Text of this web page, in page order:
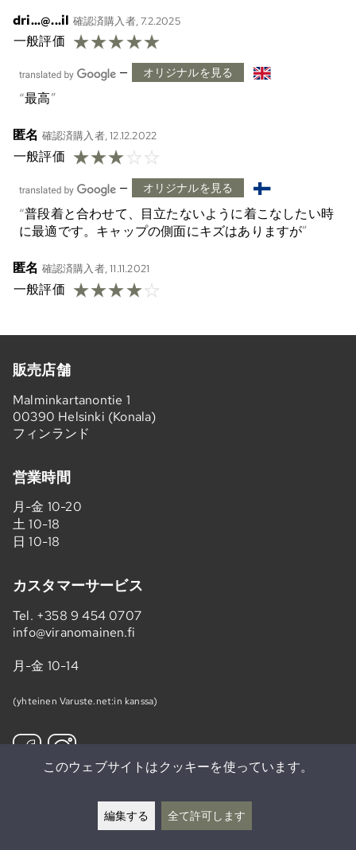
dri...@...il 確認済購入者, 7.2.2025
一般評価 ☆☆☆☆☆
— オリジナルを見る
最高
匿名 確認済購入者, 12.12.2022
一般評価 ☆☆☆☆☆
— オリジナルを見る
普段着と合わせて、目立たないように着こなしたい時
に最適です。キャップの側面にキズはありますが
匿名 確認済購入者, 11.11.2021
一般評価 ☆☆☆☆☆
販売店舗
Malminkartanontie 1
00390 Helsinki (Konala)
フィンランド
営業時間
月-金 10-20
土 10-18
日 10-18
カスタマーサービス
Tel. +358 9 454 0707
info@viranomainen.fi
月-金 10-14
(yhteinen Varuste.net:in kanssa)
ニュースレターを購読する »
このウェブサイトはクッキーを使っています。
編集する 全て許可します